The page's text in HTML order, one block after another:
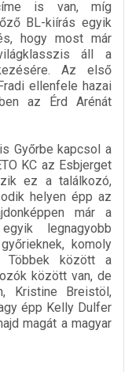
is van, míg
BL-kiírás egyik
hogy most már
áll a
Az első
ellenfele hazai
az Érd Arénát
Győrbe kapcsol a
KC az Esbjerget
ez a találkozó,
helyen épp az
már a
legnagyobb
komoly
Többek között a
között van, de
Kristine Breistöl,
épp Kelly Dulfer
magát a magyar